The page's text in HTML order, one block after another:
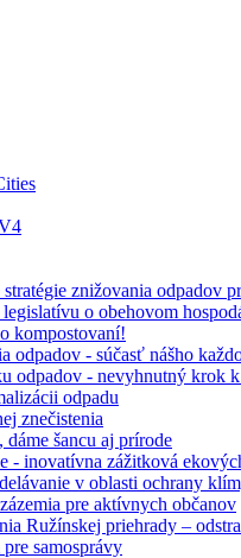
znižovania odpadov
o obehovom
kompostovaní!
odpadov - súčasť nášho
odpadov - nevyhnutný krok
odpadu
znečistenia
šancu aj prírode
- inovatívna zážitková
v oblasti ochrany
pre aktívnych občanov
Ružínskej priehrady –
samosprávy